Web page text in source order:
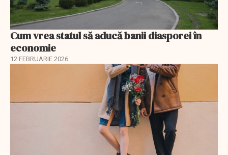
Cum vrea statul să aducă banii diasporei în
economie
12 FEBRUARIE 2026